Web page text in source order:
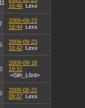
16:46
Lexx
2009-09-23
16:44
Lexx
2009-09-23
16:42
Lexx
2009-09-18
19:31
=Sith_L0rd=
2009-08-21
09:37
Lexx